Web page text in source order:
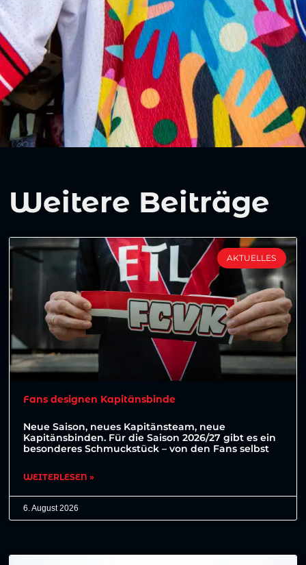
Weitere Beiträge
AKTUELLES
Fans designen Kapitänsbinde
Neue Saison, neues Kapitänsteam, neue
Kapitänsbinden. Für die Saison 2026/27 gibt es ein
besonderes Schmuckstück – von den Fans selbst
WEITERLESEN »
6. August 2026